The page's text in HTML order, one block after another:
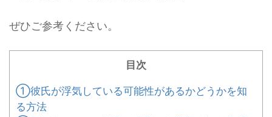
ぜひご参考ください。
目次
①彼氏が浮気している可能性があるかどうかを知
る方法